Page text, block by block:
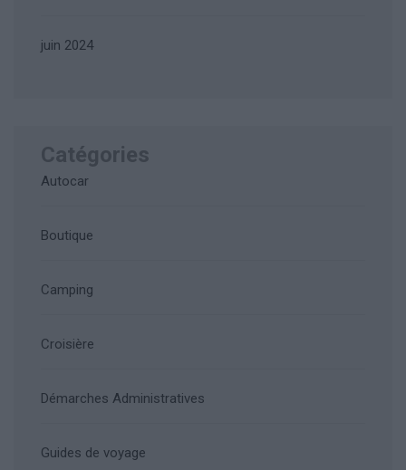
juin 2024
Catégories
Autocar
Boutique
Camping
Croisière
Démarches Administratives
Guides de voyage